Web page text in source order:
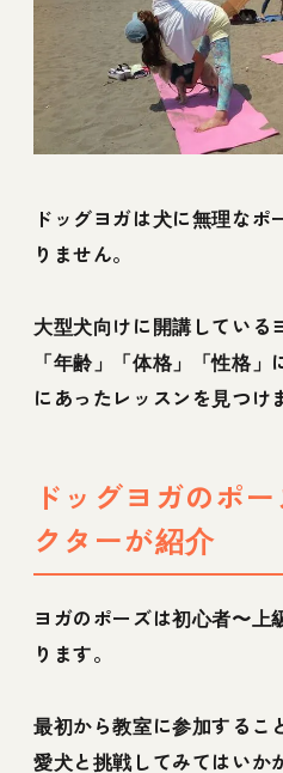
ドッグヨガは犬に無理な
りません。
大型犬向けに開講している
「年齢」「体格」「性格
にあったレッスンを見つけ
ドッグヨガのポ
クターが紹介
ヨガのポーズは初心者〜上
ります。
最初から教室に参加するこ
愛犬と挑戦してみてはいか